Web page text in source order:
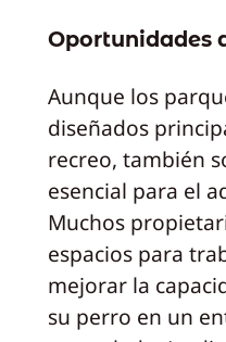
Oportunidades
Aunque los
diseñados
recreo, también
esencial para el
Muchos
espacios para
mejorar la
su perro en un